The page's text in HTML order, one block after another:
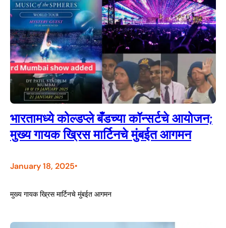
भारतामध्ये कोल्डप्ले बँडच्या कॉन्सर्टचे आयोजन;
मुख्य गायक ख्रिस मार्टिनचे मुंबईत आगमन
January 18, 2025•
मुख्य गायक ख्रिस मार्टिनचे मुंबईत आगमन